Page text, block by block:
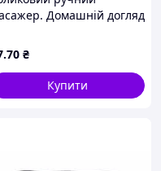
Домашній догляд
.70 ₴
Купити